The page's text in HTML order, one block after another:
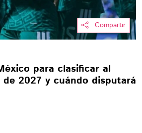
Compartir
para clasificar al
2027 y cuándo disputará